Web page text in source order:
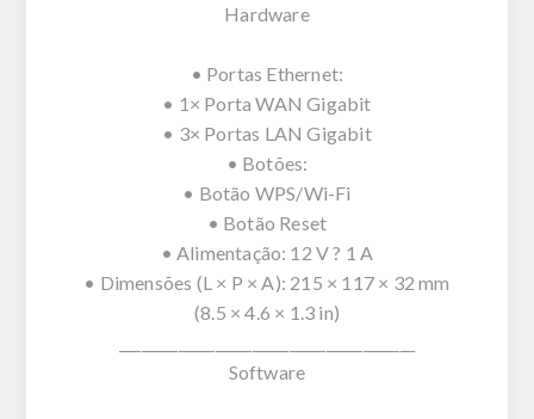
Hardware
• Portas Ethernet:
• 1× Porta WAN Gigabit
• 3× Portas LAN Gigabit
• Botões:
• Botão WPS/Wi-Fi
• Botão Reset
• Alimentação: 12 V ? 1 A
• Dimensões (L × P × A): 215 × 117 × 32 mm
(8.5 × 4.6 × 1.3 in)
Software